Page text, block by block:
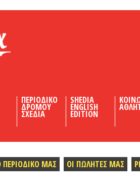
ΠΕΡΙΟΔΙΚΟ
ΔΡΟΜΟΥ
ΣΧΕΔΙΑ
SHEDIA
ENGLISH
EDITION
ΠΕΡΙΟΔΙΚΟ ΜΑΣ ΟΙ ΠΩΛΗΤΕΣ ΜΑΣ